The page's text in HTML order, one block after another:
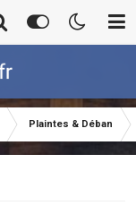
Plaintes & Déban